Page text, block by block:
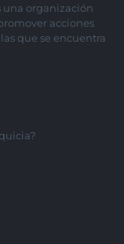
una organización
acciones
que se encuentra